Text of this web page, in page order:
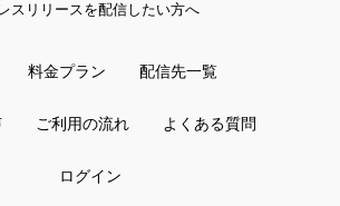
スリリースを配信したい方へ
料金プラン 配信先一覧
ご利用の流れ よくある質問
ログイン